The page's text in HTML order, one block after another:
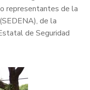
representantes de la
de la
de Seguridad